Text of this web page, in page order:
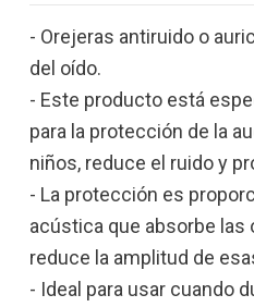
- Orejeras antiruido o
del oído.
- Este producto está
para la protección de la
niños, reduce el ruido y
- La protección es
acústica que absorbe las
reduce la amplitud de
- Ideal para usar cuando